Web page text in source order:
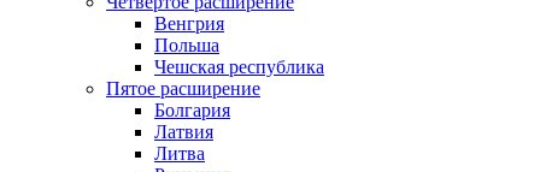
Венгрия
Польша
Чешская республика
Пятое расширение
Болгария
Латвия
Литва